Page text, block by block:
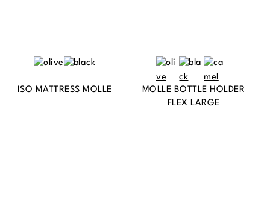
ISO MATTRESS MOLLE
MOLLE BOTTLE HOLDER
FLEX LARGE